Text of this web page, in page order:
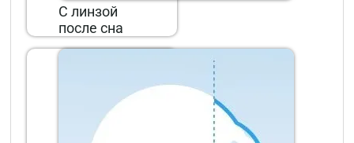
С линзой
после сна